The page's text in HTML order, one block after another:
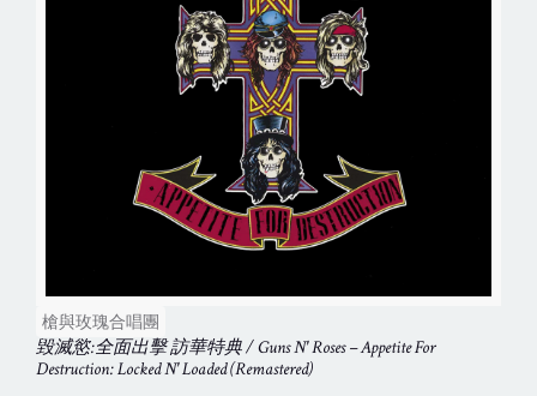
槍與玫瑰合唱團
毀滅慾:全面出擊 訪華特典 / Guns N' Roses – Appetite For
Destruction: Locked N' Loaded (Remastered)